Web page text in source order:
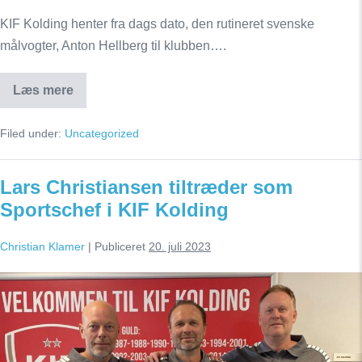
KIF Kolding henter fra dags dato, den rutineret svenske
målvogter, Anton Hellberg til klubben….
Læs mere
KIF
Kolding
truppen
målvogter
Hellberg
Filed under: Uncategorized
Lars Christiansen tiltræder som
Sportschef i KIF Kolding
Christian Klamer | Publiceret 20. juli 2023
Lars
Christiansen
tiltræder
som